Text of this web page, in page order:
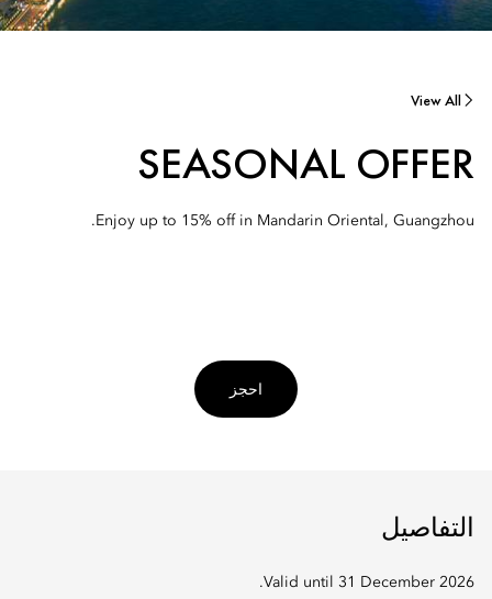
View All
SEASONAL OFFER
Enjoy up to 15% off in Mandarin Oriental, Guangzhou.
احجز
التفاصيل
Valid until 31 December 2026.